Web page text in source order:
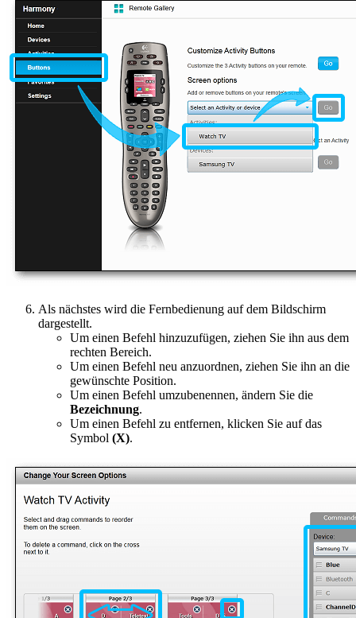
Als nächstes wird die Fernbedienung auf dem Bildschirm
dargestellt.
Um einen Befehl hinzuzufügen, ziehen Sie ihn aus dem
rechten Bereich.
Um einen Befehl neu anzuordnen, ziehen Sie ihn an die
gewünschte Position.
Um einen Befehl umzubenennen, ändern Sie die
Bezeichnung.
Um einen Befehl zu entfernen, klicken Sie auf das
Symbol (X).